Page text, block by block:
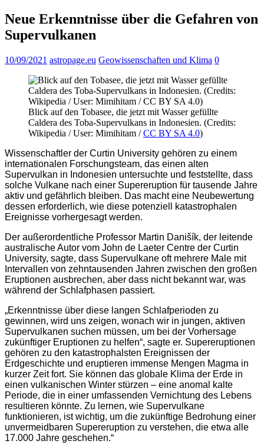
Neue Erkenntnisse über die Gefahren von
Supervulkanen
10/09/2021 astropage.eu Geowissenschaften und Klima 0
Blick auf den Tobasee, die jetzt mit Wasser gefüllte
Caldera des Toba-Supervulkans in Indonesien. (Credits:
Wikipedia / User: Mimihitam /CC BY SA 4.0)
Wissenschaftler der Curtin University gehören zu einem
internationalen Forschungsteam, das einen alten
Supervulkan in Indonesien untersuchte und feststellte, dass
solche Vulkane nach einer Supereruption für tausende Jahre
aktiv und gefährlich bleiben. Das macht eine Neubewertung
dessen erforderlich, wie diese potenziell katastrophalen
Ereignisse vorhergesagt werden.
Der außerordentliche Professor Martin Danišík, der leitende
australische Autor vom John de Laeter Centre der Curtin
University, sagte, dass Supervulkane oft mehrere Male mit
Intervallen von zehntausenden Jahren zwischen den großen
Eruptionen ausbrechen, aber dass nicht bekannt war, was
während der Schlafphasen passiert.
„Erkenntnisse über diese langen Schlafperioden zu
gewinnen, wird uns zeigen, wonach wir in jungen, aktiven
Supervulkanen suchen müssen, um bei der Vorhersage
zukünftiger Eruptionen zu helfen“, sagte er. Supereruptionen
gehören zu den katastrophalsten Ereignissen der
Erdgeschichte und eruptieren immense Mengen Magma in
kurzer Zeit fort. Sie können das globale Klima der Erde in
einen vulkanischen Winter stürzen – eine anomal kalte
Periode, die in einer umfassenden Vernichtung des Lebens
resultieren könnte. Zu lernen, wie Supervulkane
funktionieren, ist wichtig, um die zukünftige Bedrohung einer
unvermeidbaren Supereruption zu verstehen, die etwa alle
17.000 Jahre geschehen.“